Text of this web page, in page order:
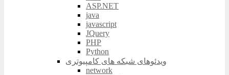
ASP.NET
java
javascript
JQuery
PHP
Python
ویدئوهای شبکه های کامپیوتری
network